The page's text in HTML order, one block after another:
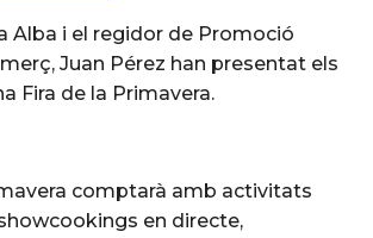
Alba i el regidor de Promoció
Juan Pérez han presentat els
Fira de la Primavera.
comptarà amb activitats
en directe,